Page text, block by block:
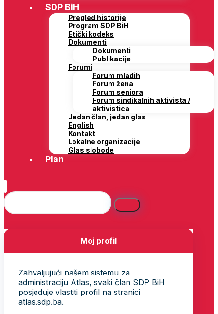
SDP BiH
Pregled historije
Program SDP BiH
Etički kodeks
Dokumenti
Dokumenti
Publikacije
Forumi
Forum mladih
Forum žena
Forum seniora
Forum sindikalnih aktivista /
aktivistica
Jedan član, jedan glas
English
Kontakt
Lokalne organizacije
Glas slobode
Plan
Moj profil
Zahvaljujući našem sistemu za
administraciju Atlas, svaki član SDP BiH
posjeduje vlastiti profil na stranici
atlas.sdp.ba.